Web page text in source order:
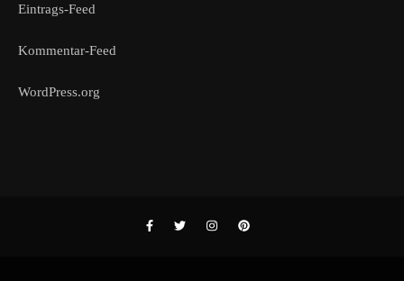
Eintrags-Feed
Kommentar-Feed
WordPress.org